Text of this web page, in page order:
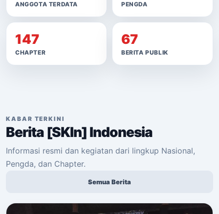
ANGGOTA TERDATA PENGDA
147
CHAPTER
67
BERITA PUBLIK
KABAR TERKINI
Berita [SKIn] Indonesia
Informasi resmi dan kegiatan dari lingkup Nasional,
Pengda, dan Chapter.
Semua Berita